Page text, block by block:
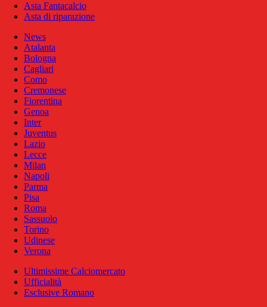
Asta Fantacalcio
Asta di riparazione
News
Atalanta
Bologna
Cagliari
Como
Cremonese
Fiorentina
Genoa
Inter
Juventus
Lazio
Lecce
Milan
Napoli
Parma
Pisa
Roma
Sassuolo
Torino
Udinese
Verona
Ultimissime Calciomercato
Ufficialità
Esclusive Romano